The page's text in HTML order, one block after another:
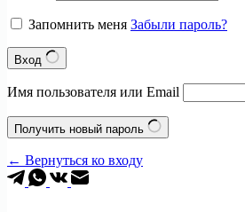
Запомнить меня Забыли пароль?
Вход
Имя пользователя или Email
Получить новый пароль
← Вернуться ко входу